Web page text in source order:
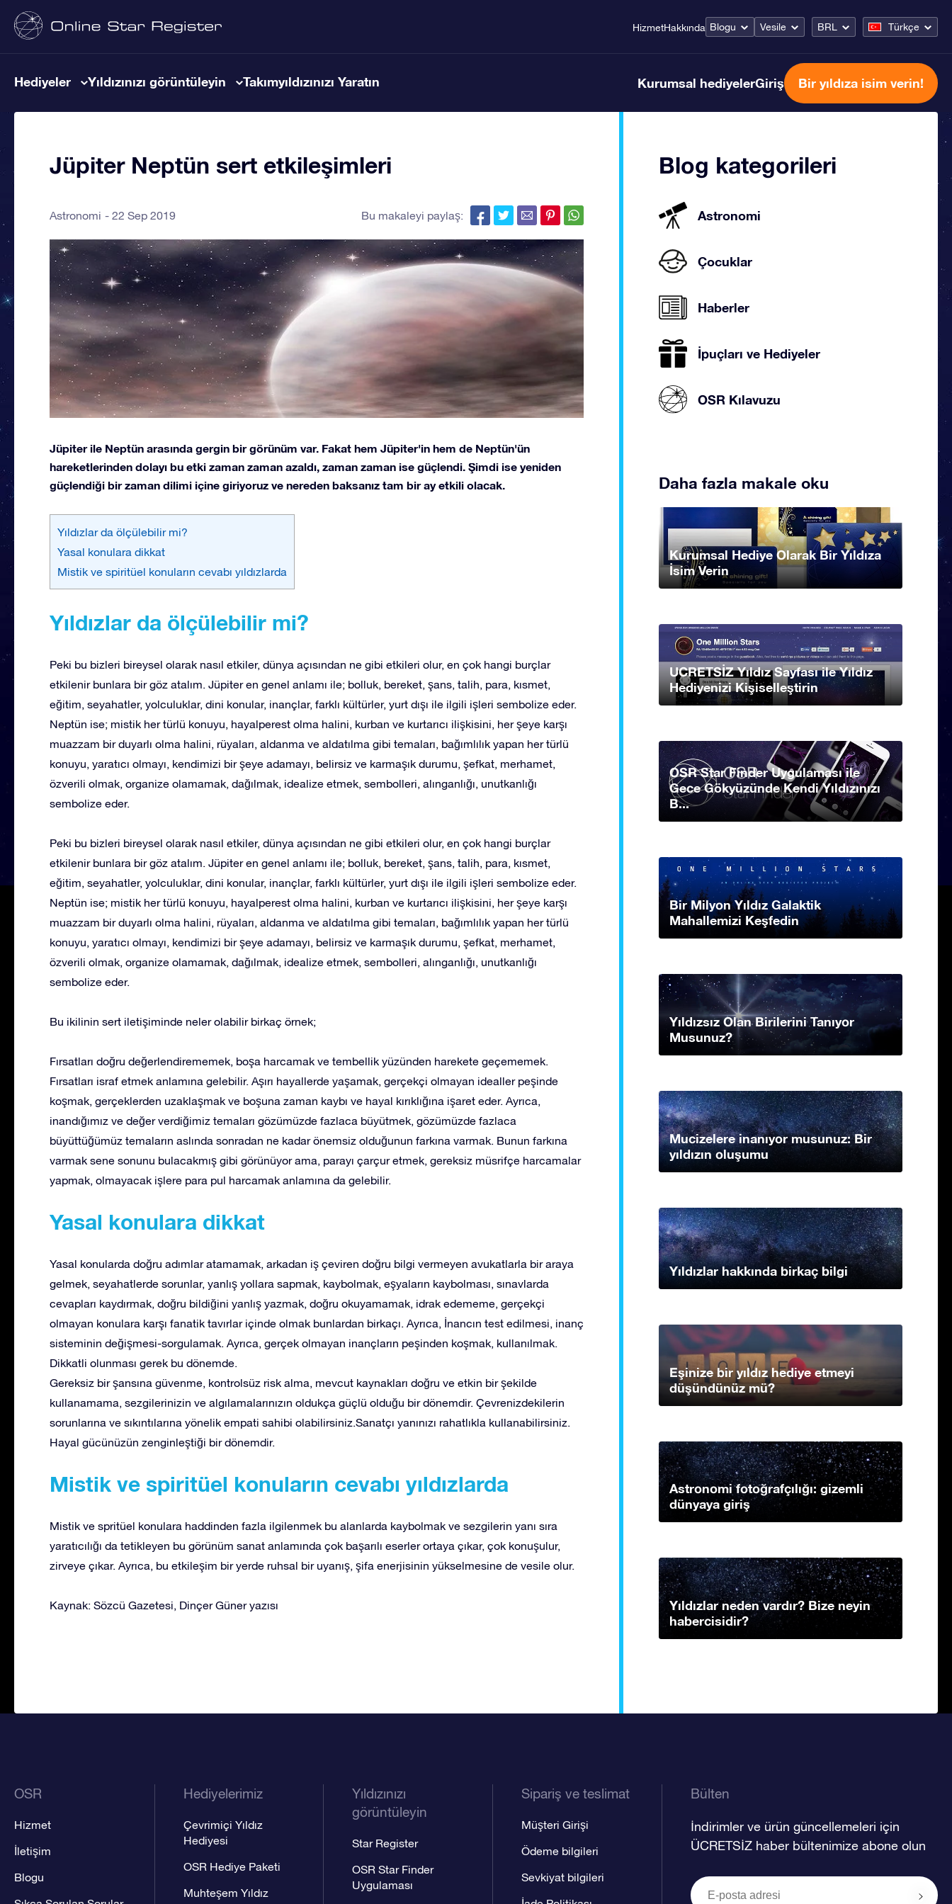
HizmetHakkında Blogu Vesile BRL Türkçe
Hediyeler Yıldızınızı görüntüleyin Takımyıldızınızı Yaratın Kurumsal hediyelerGiriş Bir yıldıza isim verin!
Jüpiter Neptün sert etkileşimleri
Astronomi 22 Sep 2019 Bu makaleyi paylaş:
Jüpiter ile Neptün arasında gergin bir görünüm var. Fakat hem Jüpiter'in hem de Neptün'ün
hareketlerinden dolayı bu etki zaman zaman azaldı, zaman zaman ise güçlendi. Şimdi ise yeniden
güçlendiği bir zaman dilimi içine giriyoruz ve nereden baksanız tam bir ay etkili olacak.
Yıldızlar da ölçülebilir mi?
Yasal konulara dikkat
Mistik ve spiritüel konuların cevabı yıldızlarda
Yıldızlar da ölçülebilir mi?
Peki bu bizleri bireysel olarak nasıl etkiler, dünya açısından ne gibi etkileri olur, en çok hangi burçlar
etkilenir bunlara bir göz atalım. Jüpiter en genel anlamı ile; bolluk, bereket, şans, talih, para, kısmet,
eğitim, seyahatler, yolculuklar, dini konular, inançlar, farklı kültürler, yurt dışı ile ilgili işleri sembolize eder.
Neptün ise; mistik her türlü konuyu, hayalperest olma halini, kurban ve kurtarıcı ilişkisini, her şeye karşı
muazzam bir duyarlı olma halini, rüyaları, aldanma ve aldatılma gibi temaları, bağımlılık yapan her türlü
konuyu, yaratıcı olmayı, kendimizi bir şeye adamayı, belirsiz ve karmaşık durumu, şefkat, merhamet,
özverili olmak, organize olamamak, dağılmak, idealize etmek, sembolleri, alınganlığı, unutkanlığı
sembolize eder.
Peki bu bizleri bireysel olarak nasıl etkiler, dünya açısından ne gibi etkileri olur, en çok hangi burçlar
etkilenir bunlara bir göz atalım. Jüpiter en genel anlamı ile; bolluk, bereket, şans, talih, para, kısmet,
eğitim, seyahatler, yolculuklar, dini konular, inançlar, farklı kültürler, yurt dışı ile ilgili işleri sembolize eder.
Neptün ise; mistik her türlü konuyu, hayalperest olma halini, kurban ve kurtarıcı ilişkisini, her şeye karşı
muazzam bir duyarlı olma halini, rüyaları, aldanma ve aldatılma gibi temaları, bağımlılık yapan her türlü
konuyu, yaratıcı olmayı, kendimizi bir şeye adamayı, belirsiz ve karmaşık durumu, şefkat, merhamet,
özverili olmak, organize olamamak, dağılmak, idealize etmek, sembolleri, alınganlığı, unutkanlığı
sembolize eder.
Bu ikilinin sert iletişiminde neler olabilir birkaç örnek;
Fırsatları doğru değerlendirememek, boşa harcamak ve tembellik yüzünden harekete geçememek.
Fırsatları israf etmek anlamına gelebilir. Aşırı hayallerde yaşamak, gerçekçi olmayan idealler peşinde
koşmak, gerçeklerden uzaklaşmak ve boşuna zaman kaybı ve hayal kırıklığına işaret eder. Ayrıca,
inandığımız ve değer verdiğimiz temaları gözümüzde fazlaca büyütmek, gözümüzde fazlaca
büyüttüğümüz temaların aslında sonradan ne kadar önemsiz olduğunun farkına varmak. Bunun farkına
varmak sene sonunu bulacakmış gibi görünüyor ama, parayı çarçur etmek, gereksiz müsrifçe harcamalar
yapmak, olmayacak işlere para pul harcamak anlamına da gelebilir.
Yasal konulara dikkat
Yasal konularda doğru adımlar atamamak, arkadan iş çeviren doğru bilgi vermeyen avukatlarla bir araya
gelmek, seyahatlerde sorunlar, yanlış yollara sapmak, kaybolmak, eşyaların kaybolması, sınavlarda
cevapları kaydırmak, doğru bildiğini yanlış yazmak, doğru okuyamamak, idrak edememe, gerçekçi
olmayan konulara karşı fanatik tavırlar içinde olmak bunlardan birkaçı. Ayrıca, İnancın test edilmesi, inanç
sisteminin değişmesi-sorgulamak. Ayrıca, gerçek olmayan inançların peşinden koşmak, kullanılmak.
Dikkatli olunması gerek bu dönemde.
Gereksiz bir şansına güvenme, kontrolsüz risk alma, mevcut kaynakları doğru ve etkin bir şekilde
kullanamama, sezgilerinizin ve algılamalarınızın oldukça güçlü olduğu bir dönemdir. Çevrenizdekilerin
sorunlarına ve sıkıntılarına yönelik empati sahibi olabilirsiniz.Sanatçı yanınızı rahatlıkla kullanabilirsiniz.
Hayal gücünüzün zenginleştiği bir dönemdir.
Mistik ve spiritüel konuların cevabı yıldızlarda
Mistik ve spritüel konulara haddinden fazla ilgilenmek bu alanlarda kaybolmak ve sezgilerin yanı sıra
yaratıcılığı da tetikleyen bu görünüm sanat anlamında çok başarılı eserler ortaya çıkar, çok konuşulur,
zirveye çıkar. Ayrıca, bu etkileşim bir yerde ruhsal bir uyanış, şifa enerjisinin yükselmesine de vesile olur.
Kaynak: Sözcü Gazetesi, Dinçer Güner yazısı
Blog kategorileri
Astronomi
Çocuklar
Haberler
İpuçları ve Hediyeler
OSR Kılavuzu
Daha fazla makale oku
Kurumsal Hediye Olarak Bir Yıldıza
İsim Verin
UCRETSİZ Yıldız Sayfası ile Yıldız
Hediyenizi Kişiselleştirin
OSR Star Finder Uygulaması ile
Gece Gökyüzünde Kendi Yıldızınızı
B...
Bir Milyon Yıldız Galaktik
Mahallemizi Keşfedin
Yıldızsız Olan Birilerini Tanıyor
Musunuz?
Mucizelere inanıyor musunuz: Bir
yıldızın oluşumu
Yıldızlar hakkında birkaç bilgi
Eşinize bir yıldız hediye etmeyi
düşündünüz mü?
Astronomi fotoğrafçılığı: gizemli
dünyaya giriş
Yıldızlar neden vardır? Bize neyin
habercisidir?
OSR
Hizmet
İletişim
Blogu
Hediyelerimiz
Çevrimiçi Yıldız
Hediyesi
OSR Hediye Paketi
Muhteşem Yıldız
Yıldızınızı
görüntüleyin
Star Register
OSR Star Finder
Uygulaması
Sipariş ve teslimat
Müşteri Girişi
Ödeme bilgileri
Sevkiyat bilgileri
Bülten
İndirimler ve ürün güncellemeleri için
ÜCRETSİZ haber bültenimize abone olun